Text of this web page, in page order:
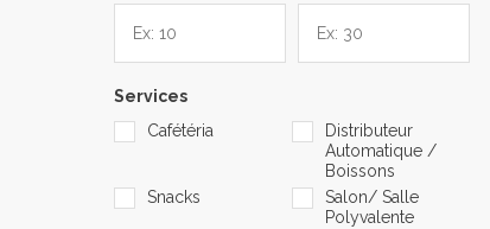
Services
Cafétéria
Distributeur
Automatique /
Boissons
Snacks
Salon/ Salle
Polyvalente